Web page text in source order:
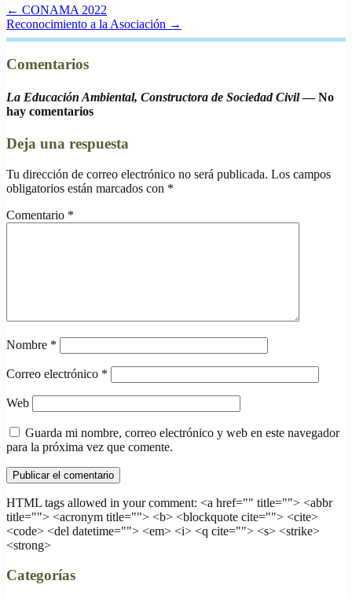
← CONAMA 2022
Reconocimiento a la Asociación →
Comentarios
La Educación Ambiental, Constructora de Sociedad Civil— No
hay comentarios
Deja una respuesta
Tu dirección de correo electrónico no será publicada. Los campos
obligatorios están marcados con *
Comentario *
Nombre *
Correo electrónico *
Web
Guarda mi nombre, correo electrónico y web en este navegador
para la próxima vez que comente.
HTML tags allowed in your comment: <a href="" title=""> <abbr
title=""> <acronym title=""> <b> <blockquote cite=""> <cite>
<code> <del datetime=""> <em> <i> <q cite=""> <s> <strike>
<strong>
Categorías